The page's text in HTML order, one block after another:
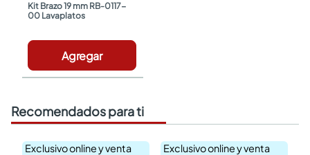
Kit Brazo 19 mm RB-0117-
00 Lavaplatos
Agregar
Recomendados para ti
Exclusivo online y venta
Exclusivo online y venta